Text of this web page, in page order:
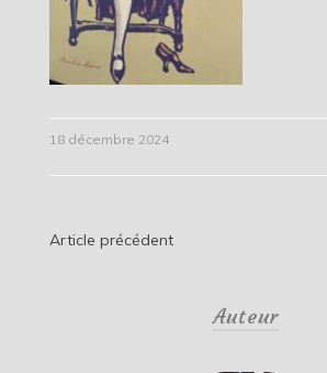
18 décembre 2024
Navigation
Article précédent
Auteur